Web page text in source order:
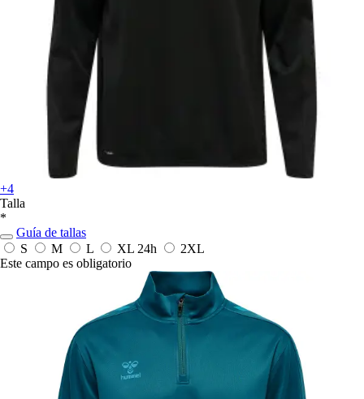
+4
Talla
*
Guía de tallas
S
M L XL 24h
2XL
Este campo es obligatorio